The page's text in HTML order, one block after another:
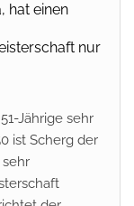
hat einen
nur
Jährige sehr
ist Scherg der